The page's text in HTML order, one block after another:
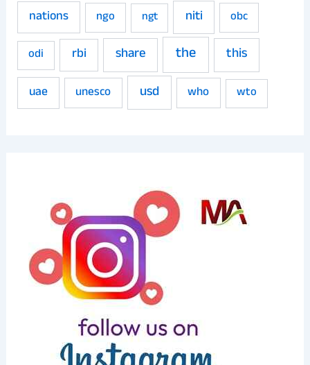
nations ngo ngt niti
obc
odi
rbi share the this
uae unesco usd who wto